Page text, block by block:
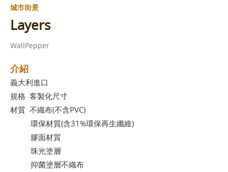
城市街景
Layers
WallPepper
介紹
義大利進口
規格 客製化尺寸
材質 不織布(不含PVC)
環保材質(含31%環保再生纖維)
膠面材質
珠光塗層
抑菌塗層不織布